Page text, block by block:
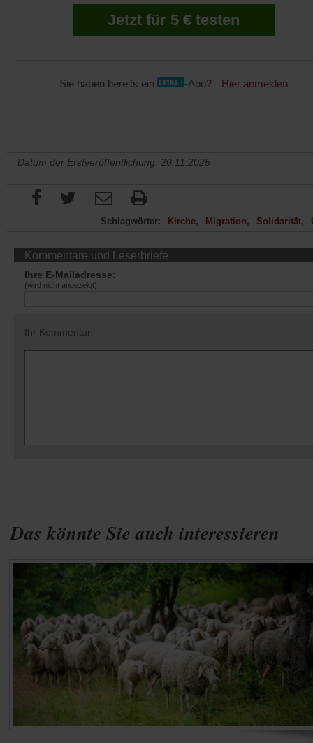
Das könnte Sie auch interessieren
Jetzt für 5 € testen
Sie haben bereits ein -Abo? Hier anmelden
Datum der Erstveröffentlichung: 20.11.2025
Schlagwörter: Kirche Migration Solidarität
Kommentare und Leserbriefe
Ihre E-Mailadresse:
(wird nicht angezeigt)
Ihr Kommentar